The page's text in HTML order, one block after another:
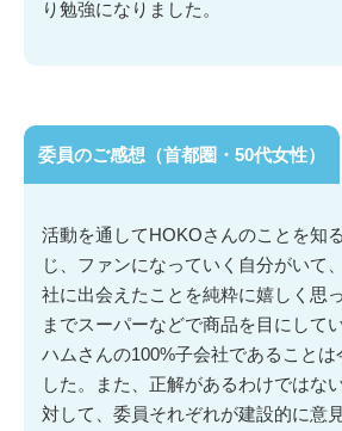
り勉強になりました。
委員のご感想（首都圏・50代女性）
活動を通してHOKOさんのことを知
じ、ファンになっていく自分がいて
社に出会えたことを純粋に嬉しく思
までスーパーなどで商品を目にして
ハムさんの100%子会社であることは
した。また、正解があるわけではな
対して、委員それぞれが建設的に意